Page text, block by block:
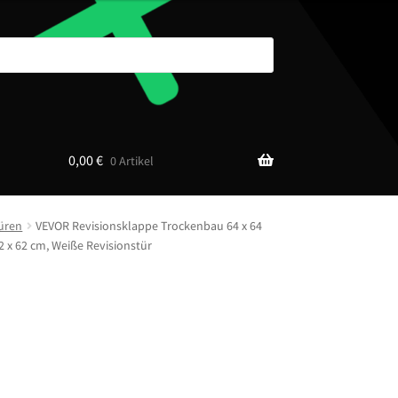
0,00€ 0 Artikel
VEVOR Revisionsklappe Trockenbau 64 x 64
62 cm, Weiße Revisionstür